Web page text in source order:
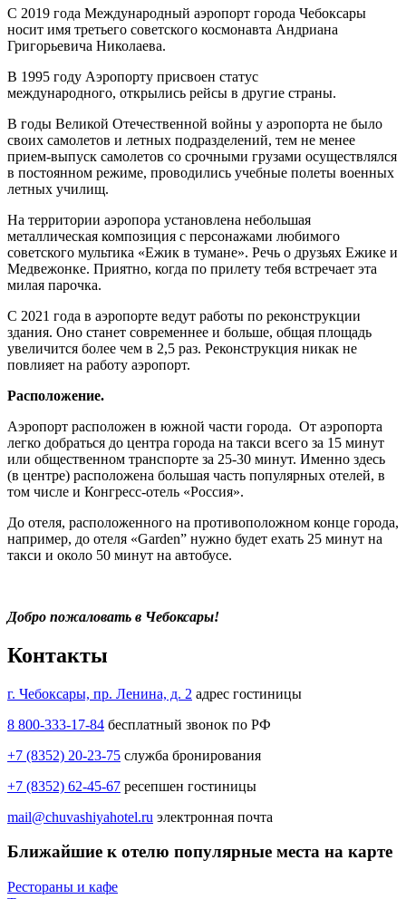
С 2019 года Международный аэропорт города Чебоксары
носит имя третьего советского космонавта Андриана
Григорьевича Николаева.
В 1995 году Аэропорту присвоен статус
международного, открылись рейсы в другие страны.
В годы Великой Отечественной войны у аэропорта не было
своих самолетов и летных подразделений, тем не менее
прием-выпуск самолетов со срочными грузами осуществлялся
в постоянном режиме, проводились учебные полеты военных
летных училищ.
На территории аэропора установлена небольшая
металлическая композиция с персонажами любимого
советского мультика «Ежик в тумане». Речь о друзьях Ежике и
Медвежонке. Приятно, когда по прилету тебя встречает эта
милая парочка.
С 2021 года в аэропорте ведут работы по реконструкции
здания. Оно станет современнее и больше, общая площадь
увеличится более чем в 2,5 раз. Реконструкция никак не
повлияет на работу аэропорт.
Расположение.
Аэропорт расположен в южной части города. От аэропорта
легко добраться до центра города на такси всего за 15 минут
или общественном транспорте за 25-30 минут. Именно здесь
(в центре) расположена большая часть популярных отелей, в
том числе и Конгресс-отель «Россия».
До отеля, расположенного на противоположном конце города,
например, до отеля «Garden” нужно будет ехать 25 минут на
такси и около 50 минут на автобусе.
Добро пожаловать в Чебоксары!
Контакты
г. Чебоксары, пр. Ленина, д. 2 адрес гостиницы
8 800-333-17-84 бесплатный звонок по РФ
+7 (8352) 20-23-75 служба бронирования
+7 (8352) 62-45-67 ресепшен гостиницы
mail@chuvashiyahotel.ru электронная почта
Ближайшие к отелю популярные места на карте
Рестораны и кафе